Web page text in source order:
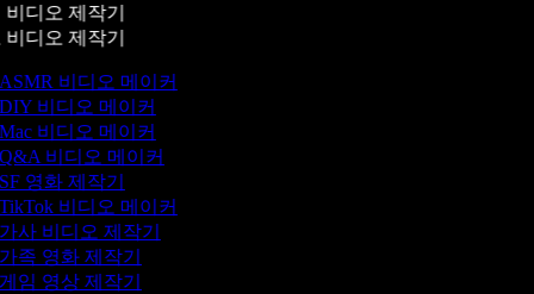
디오 제작기
디오 제작기
비디오 메이커
비디오 메이커
비디오 메이커
비디오 메이커
영화 제작기
비디오 메이커
사 비디오 제작기
족 영화 제작기
임 영상 제작기